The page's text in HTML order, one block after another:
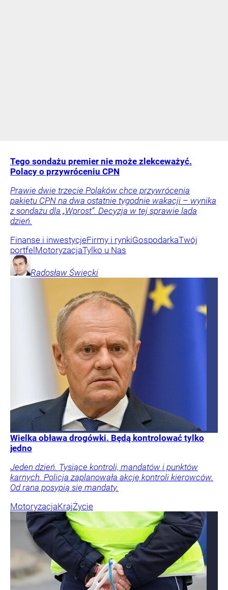
Tego sondażu premier nie może zlekceważyć.
Polacy o przywróceniu CPN
Prawie dwie trzecie Polaków chce przywrócenia
pakietu CPN na dwa ostatnie tygodnie wakacji – wynika
z sondażu dla „Wprost”. Decyzja w tej sprawie lada
dzień.
Finanse i inwestycjeFirmy i rynkiGospodarkaTwój
portfelMotoryzacjaTylko u Nas
Radosław Święcki
Wielka obława drogówki. Będą kontrolować tylko
jedno
Jeden dzień. Tysiące kontroli, mandatów i punktów
karnych. Policja zaplanowała akcję kontroli kierowców.
Od rana posypią się mandaty.
MotoryzacjaKrajŻycie